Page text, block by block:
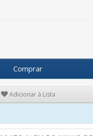
Comprar
Adicionar à Lista